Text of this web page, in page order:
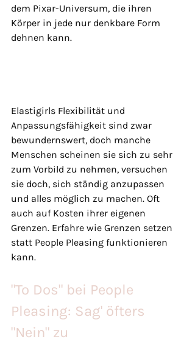
dem Pixar-Universum, die ihren
Körper in jede nur denkbare Form
dehnen kann.
Elastigirls Flexibilität und
Anpassungsfähigkeit sind zwar
bewundernswert, doch manche
Menschen scheinen sie sich zu sehr
zum Vorbild zu nehmen, versuchen
sie doch, sich ständig anzupassen
und alles möglich zu machen. Oft
auch auf Kosten ihrer eigenen
Grenzen. Erfahre wie Grenzen setzen
statt People Pleasing funktionieren
kann.
"To Dos" bei People
Pleasing: Sag' öfters
"Nein" zu